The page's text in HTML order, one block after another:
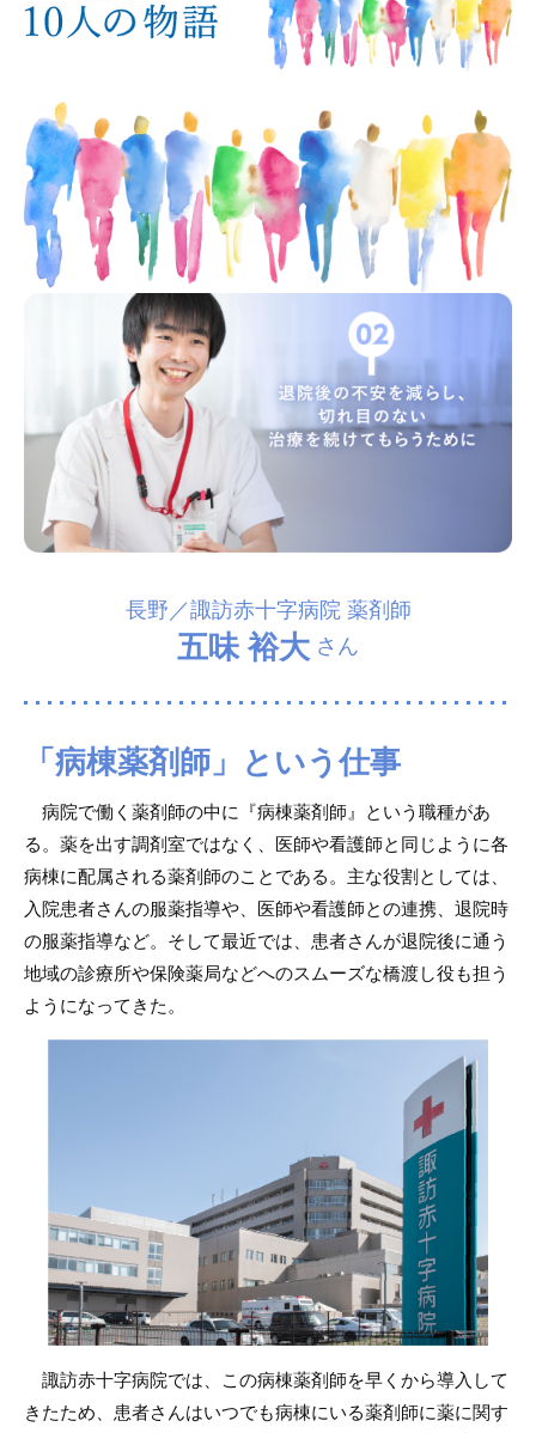
長野／諏訪赤十字病院 薬剤師
五味 裕大 さん
「病棟薬剤師」という仕事
病院で働く薬剤師の中に『病棟薬剤師』という職種があ
る。薬を出す調剤室ではなく、医師や看護師と同じように各
病棟に配属される薬剤師のことである。主な役割としては、
入院患者さんの服薬指導や、医師や看護師との連携、退院時
の服薬指導など。そして最近では、患者さんが退院後に通う
地域の診療所や保険薬局などへのスムーズな橋渡し役も担う
ようになってきた。
諏訪赤十字病院では、この病棟薬剤師を早くから導入して
きたため、患者さんはいつでも病棟にいる薬剤師に薬に関す